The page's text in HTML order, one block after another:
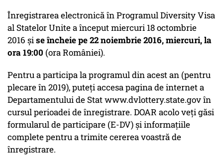
Înregistrarea electronică în Programul Diversity Visa
al Statelor Unite a început miercuri 18 octombrie
2016 şise încheie pe 22 noiembrie 2016, miercuri, la
ora 19:00 (ora României).
Pentru a participa la programul din acest an (pentru
plecare în 2019), puteţi accesa pagina de internet a
Departamentului de Stat www.dvlottery.state.gov în
cursul perioadei de înregistrare. DOAR acolo veţi găsi
formularul de participare (E-DV) şi informaţiile
complete pentru a trimite cererea voastră de
înregistrare.